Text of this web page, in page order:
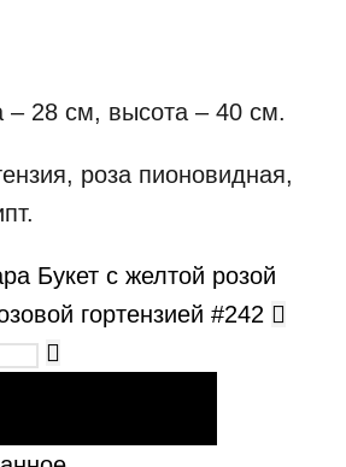
– 28 см, высота – 40 см.
роза пионовидная,
Букет с желтой розой
гортензией #242